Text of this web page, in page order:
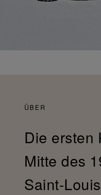
ÜBER
Die ersten
Mitte des
Saint-